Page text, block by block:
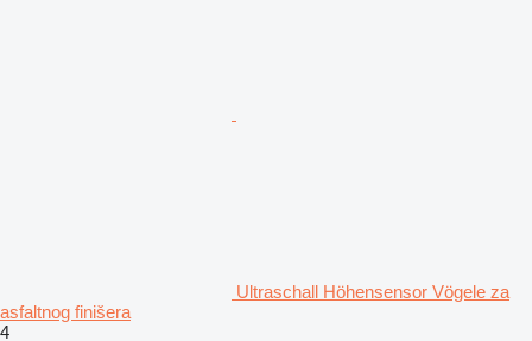
Ultraschall Höhensensor Vögele za
asfaltnog finišera
4